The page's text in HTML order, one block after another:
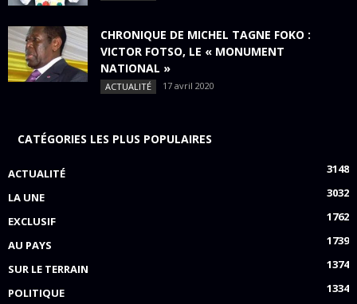
CHRONIQUE DE MICHEL TAGNE FOKO :
VICTOR FOTSO, LE « MONUMENT
NATIONAL »
ACTUALITÉ 17 avril 2020
CATÉGORIES LES PLUS POPULAIRES
ACTUALITÉ
3148
LA UNE
3032
EXCLUSIF
1762
AU PAYS
1739
SUR LE TERRAIN
1374
POLITIQUE
1334